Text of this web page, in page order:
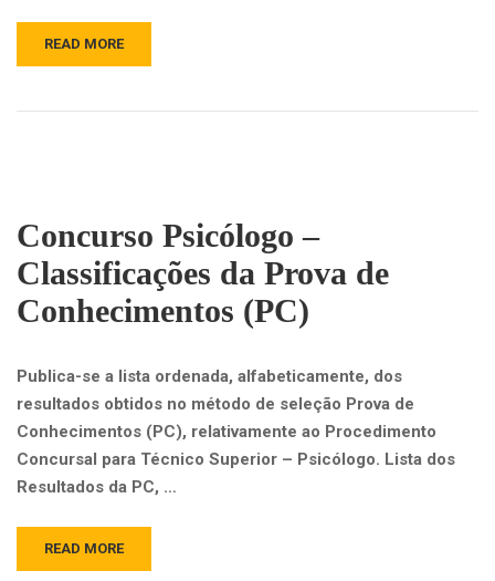
READ MORE
Concurso Psicólogo –
Classificações da Prova de
Conhecimentos (PC)
Publica-se a lista ordenada, alfabeticamente, dos
resultados obtidos no método de seleção Prova de
Conhecimentos (PC), relativamente ao Procedimento
Concursal para Técnico Superior – Psicólogo. Lista dos
Resultados da PC, …
READ MORE